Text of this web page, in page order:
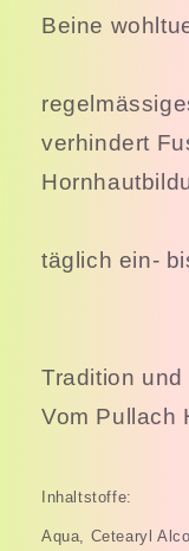
Beine
verhindert
täglich ein-
Tradition und
Vom Pullach
Inhaltstoffe:
Aqua, Cetearyl